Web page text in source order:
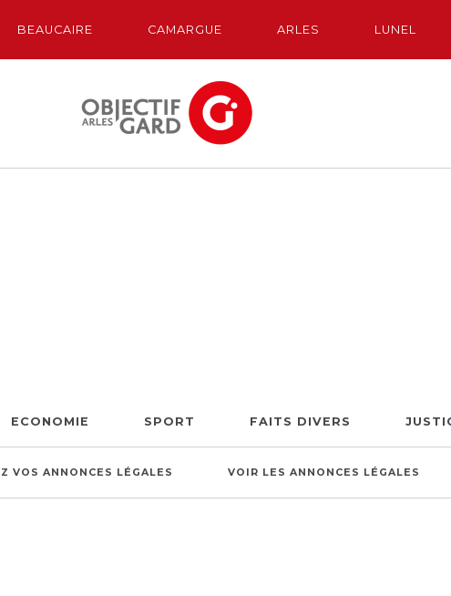
BEAUCAIRE CAMARGUE ARLES LUNEL
ECONOMIE SPORT FAITS DIVERS
VOS ANNONCES LÉGALES VOIR LES ANNONCES LÉGALES